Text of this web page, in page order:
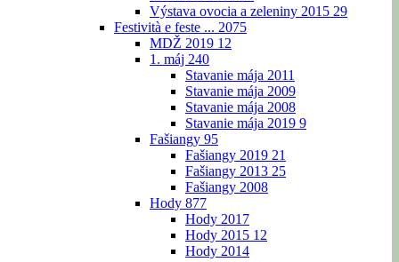
Výstava ovocia a zeleniny 2015 29
Festività e feste ... 2075
MDŽ 2019 12
1. máj 240
Stavanie mája 2011
Stavanie mája 2009
Stavanie mája 2008
Stavanie mája 2019 9
Fašiangy 95
Fašiangy 2019 21
Fašiangy 2013 25
Fašiangy 2008
Hody 877
Hody 2017
Hody 2015 12
Hody 2014